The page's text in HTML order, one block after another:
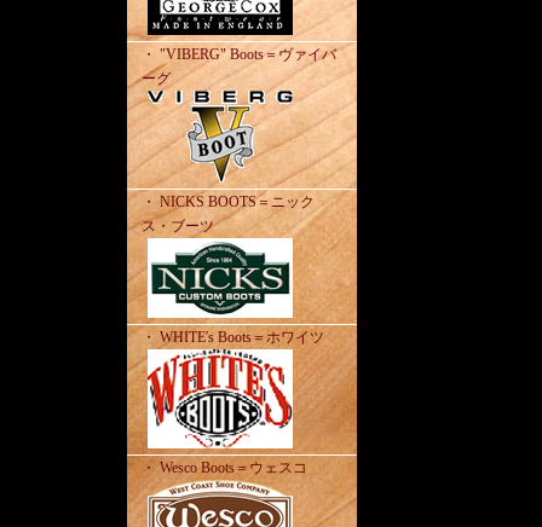
・ "VIBERG" Boots＝ヴァイバ
ーグ
・ NICKS BOOTS＝ニック
ス・ブーツ
・ WHITE's Boots＝ホワイツ
・ Wesco Boots＝ウェスコ